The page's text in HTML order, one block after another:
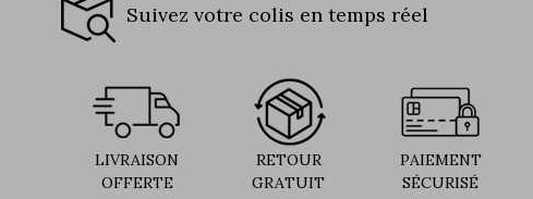
Suivez votre colis en temps réel
LIVRAISON
OFFERTE
RETOUR
GRATUIT
PAIEMENT
SÉCURISÉ